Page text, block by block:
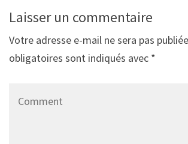
Laisser un commentaire
Votre adresse e-mail ne sera pas
obligatoires sont indiqués avec *